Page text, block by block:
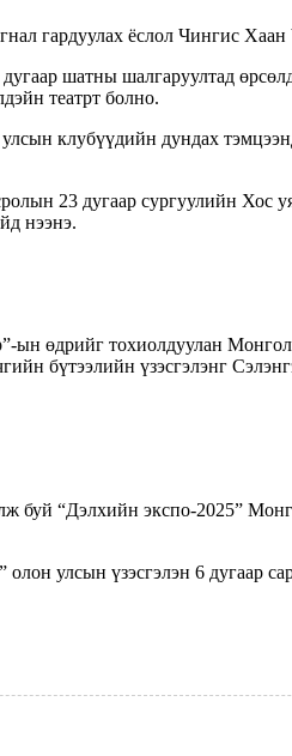
гардуулах ёслол Чингис
шатны шалгаруултад
театрт болно.
клубүүдийн дундах
23 дугаар сургуулийн Хос
нээнэ.
ын өдрийг тохиолдуулан
бүтээлийн үзэсгэлэнг
буй “Дэлхийн экспо-2025”
улсын үзэсгэлэн 6 дугаар